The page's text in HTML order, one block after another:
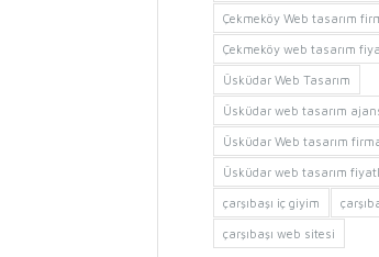
Çekmeköy Web tasarım
Çekmeköy web tasarım
Üsküdar Web Tasarım
Üsküdar web tasarım
Üsküdar Web tasarım
Üsküdar web tasarım
çarşıbaşı iç giyim
çarşıbaşı web sitesi